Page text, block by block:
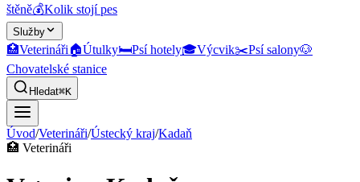
štěně💰Kolik stojí pes
Služby
🏥Veterináři🏠Útulky🛏️Psí hotely🎓Výcvik✂️Psí salony🐶
Chovatelské stanice
Hledat⌘K
Úvod/Veterináři/Ústecký kraj/Kadaň
🏥 Veterináři